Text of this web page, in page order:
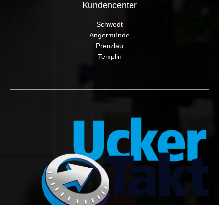
Kundencenter
Schwedt
Angermünde
Prenzlau
Templin